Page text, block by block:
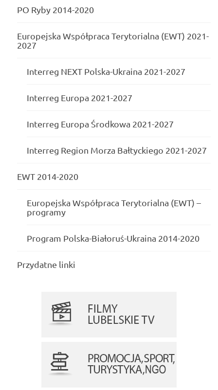
PO Ryby 2014-2020
Europejska Współpraca Terytorialna (EWT) 2021-
2027
Interreg NEXT Polska-Ukraina 2021-2027
Interreg Europa 2021-2027
Interreg Europa Środkowa 2021-2027
Interreg Region Morza Bałtyckiego 2021-2027
EWT 2014-2020
Europejska Współpraca Terytorialna (EWT) –
programy
Program Polska-Białoruś-Ukraina 2014-2020
Przydatne linki